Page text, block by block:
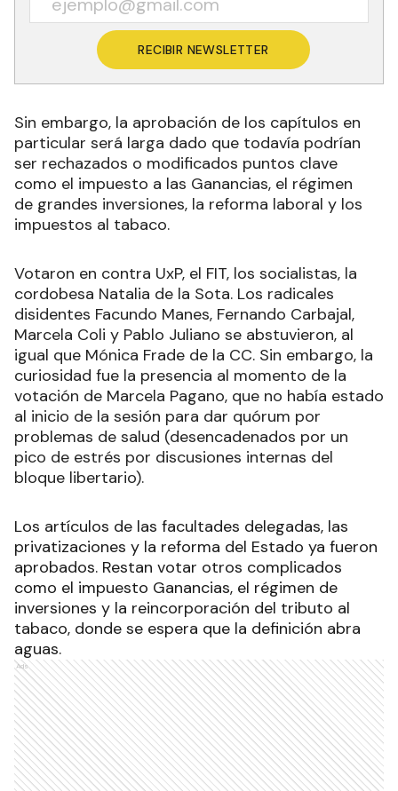
RECIBIR NEWSLETTER
Sin embargo, la aprobación de los capítulos en
particular será larga dado que todavía podrían
ser rechazados o modificados puntos clave
como el impuesto a las Ganancias, el régimen
de grandes inversiones, la reforma laboral y los
impuestos al tabaco.
Votaron en contra UxP, el FIT, los socialistas, la
cordobesa Natalia de la Sota. Los radicales
disidentes Facundo Manes, Fernando Carbajal,
Marcela Coli y Pablo Juliano se abstuvieron, al
igual que Mónica Frade de la CC. Sin embargo, la
curiosidad fue la presencia al momento de la
votación de Marcela Pagano, que no había estado
al inicio de la sesión para dar quórum por
problemas de salud (desencadenados por un
pico de estrés por discusiones internas del
bloque libertario).
Los artículos de las facultades delegadas, las
privatizaciones y la reforma del Estado ya fueron
aprobados. Restan votar otros complicados
como el impuesto Ganancias, el régimen de
inversiones y la reincorporación del tributo al
tabaco, donde se espera que la definición abra
aguas.
Ads